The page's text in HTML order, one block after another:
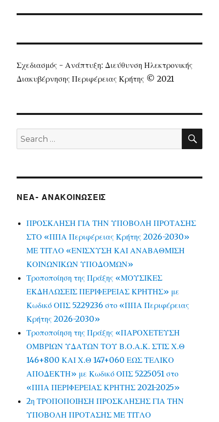
Σχεδιασμός - Ανάπτυξη: Διεύθυνση Ηλεκτρονικής
Διακυβέρνησης Περιφέρειας Κρήτης © 2021
Search
for:
ΝΕΑ- ΑΝΑΚΟΙΝΩΣΕΙΣ
ΠΡΟΣΚΛΗΣΗ ΓΙΑ ΤΗΝ ΥΠΟΒΟΛΗ ΠΡΟΤΑΣΗΣ
ΣΤΟ «ΠΠΑ Περιφέρειας Κρήτης 2026-2030»
ΜΕ ΤΙΤΛΟ «ΕΝΙΣΧΥΣΗ ΚΑΙ ΑΝΑΒΑΘΜΙΣΗ
ΚΟΙΝΩΝΙΚΩΝ ΥΠΟΔΟΜΩΝ»
Τροποποίηση της Πράξης «ΜΟΥΣΙΚΕΣ
ΕΚΔΗΛΩΣΕΙΣ ΠΕΡΙΦΕΡΕΙΑΣ ΚΡΗΤΗΣ» με
Κωδικό ΟΠΣ 5229236 στο «ΠΠΑ Περιφέρειας
Κρήτης 2026-2030»
Τροποποίηση της Πράξης «ΠΑΡΟΧΕΤΕΥΣΗ
ΟΜΒΡΙΩΝ ΥΔΑΤΩΝ ΤΟΥ Β.Ο.Α.Κ. ΣΤΙΣ Χ.Θ
146+800 ΚΑΙ Χ.Θ 147+060 ΕΩΣ ΤΕΛΙΚΟ
ΑΠΟΔΕΚΤΗ» με Κωδικό ΟΠΣ 5225051 στο
«ΠΠΑ ΠΕΡΙΦΕΡΕΙΑΣ ΚΡΗΤΗΣ 2021-2025»
2η ΤΡΟΠΟΠΟΙΗΣΗ ΠΡΟΣΚΛΗΣΗΣ ΓΙΑ ΤΗΝ
ΥΠΟΒΟΛΗ ΠΡΟΤΑΣΗΣ ΜΕ ΤΙΤΛΟ